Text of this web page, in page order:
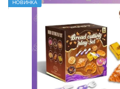
НОВИНКА